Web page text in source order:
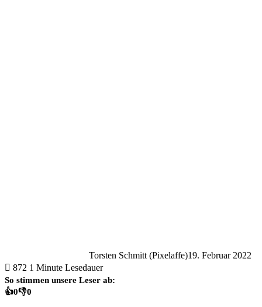
Torsten Schmitt (Pixelaffe)19. Februar 2022
872 1 Minute Lesedauer
So stimmen unsere Leser ab:
👍0👎0